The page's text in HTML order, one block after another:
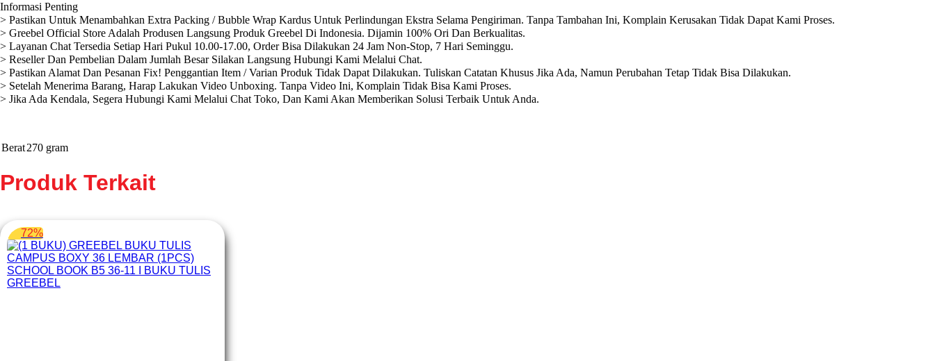
Informasi Penting
> Pastikan Untuk Menambahkan Extra Packing / Bubble Wrap Kardus Untuk Perlindungan Ekstra Selama Pengiriman. Tanpa Tambahan Ini, Komplain Kerusakan Tidak Dapat Kami Proses.
> Greebel Official Store Adalah Produsen Langsung Produk Greebel Di Indonesia. Dijamin 100% Ori Dan Berkualitas.
> Layanan Chat Tersedia Setiap Hari Pukul 10.00-17.00, Order Bisa Dilakukan 24 Jam Non-Stop, 7 Hari Seminggu.
> Reseller Dan Pembelian Dalam Jumlah Besar Silakan Langsung Hubungi Kami Melalui Chat.
> Pastikan Alamat Dan Pesanan Fix! Penggantian Item / Varian Produk Tidak Dapat Dilakukan. Tuliskan Catatan Khusus Jika Ada, Namun Perubahan Tetap Tidak Bisa Dilakukan.
> Setelah Menerima Barang, Harap Lakukan Video Unboxing. Tanpa Video Ini, Komplain Tidak Bisa Kami Proses.
> Jika Ada Kendala, Segera Hubungi Kami Melalui Chat Toko, Dan Kami Akan Memberikan Solusi Terbaik Untuk Anda.
Berat270 gram
Produk Terkait
72%